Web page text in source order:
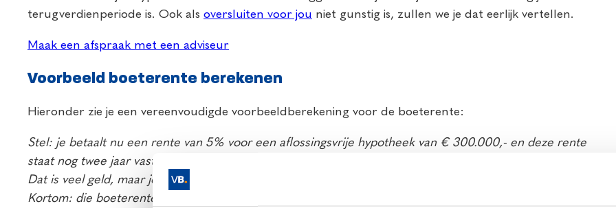
terugverdienperiode is. Ook als oversluiten voor jou niet gunstig is, zullen we je dat eerlijk vertellen.
Maak een afspraak met een adviseur
Voorbeeld boeterente berekenen
Hieronder zie je een vereenvoudigde voorbeeldberekening voor de boeterente:
Stel: je betaalt nu een rente van 5% voor een aflossingsvrije hypotheek van € 300.000,- en deze rente
staat nog twee jaar vast. De huidige rente bedraagt 3,5%. Dan bedraagt de boeterente ongeveer € 7.800,-.
Dat is veel geld, maar je betaalt de komende twee jaar ook 1,5% minder rente – iedere maand opnieuw.
Kortom: die boeterente is eigenlijk het vooruit betalen van de rente tot het einde van jouw huidige